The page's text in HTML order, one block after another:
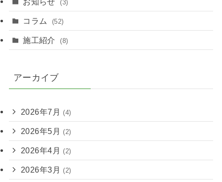
(3)
コラム (52)
施工紹介 (8)
アーカイブ
2026年7月 (4)
2026年5月 (2)
2026年4月 (2)
2026年3月 (2)